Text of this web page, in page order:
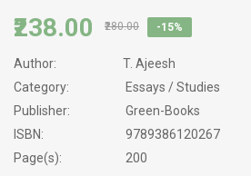
₹238.00 ₹280.00 -15%
Author:
T. Ajeesh
Category:
Essays / Studies
Publisher:
Green-Books
ISBN:
9789386120267
Page(s):
200